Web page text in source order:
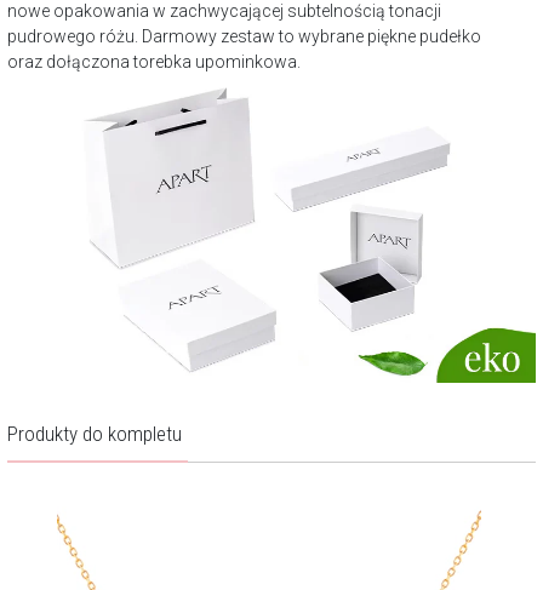
nowe opakowania w zachwycającej subtelnością tonacji
pudrowego różu. Darmowy zestaw to wybrane piękne pudełko
oraz dołączona torebka upominkowa.
Produkty do kompletu